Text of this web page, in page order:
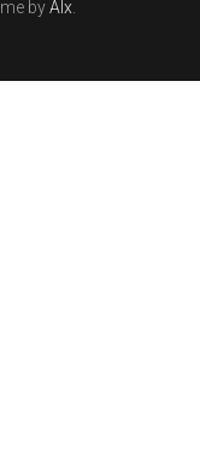
byAlx